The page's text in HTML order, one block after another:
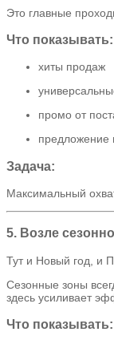
Это главные
Что показывать:
хиты продаж
промо от
предложение
Задача:
Максимальный
5. Возле
Тут и Новый год, и
Сезонные зоны
здесь усиливает
Что показывать: